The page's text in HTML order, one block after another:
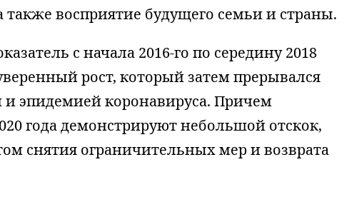
восприятие будущего семьи и страны.
с начала 2016-го по середину 2018
рост, который затем прерывался
эпидемией коронавируса. Причем
года демонстрируют небольшой отскок,
снятия ограничительных мер и возврата